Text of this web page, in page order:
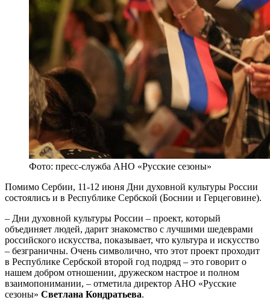
Фото: пресс-служба АНО «Русские сезоны»
Помимо Сербии, 11-12 июня Дни духовной культуры России
состоялись и в Республике Сербской (Боснии и Герцеговине).
– Дни духовной культуры России – проект, который
объединяет людей, дарит знакомство с лучшими шедеврами
российского искусства, показывает, что культура и искусство
– безграничны. Очень символично, что этот проект проходит
в Республике Сербской второй год подряд – это говорит о
нашем добром отношении, дружеском настрое и полном
взаимопонимании, – отметила директор АНО «Русские
сезоны» Светлана Кондратьева.